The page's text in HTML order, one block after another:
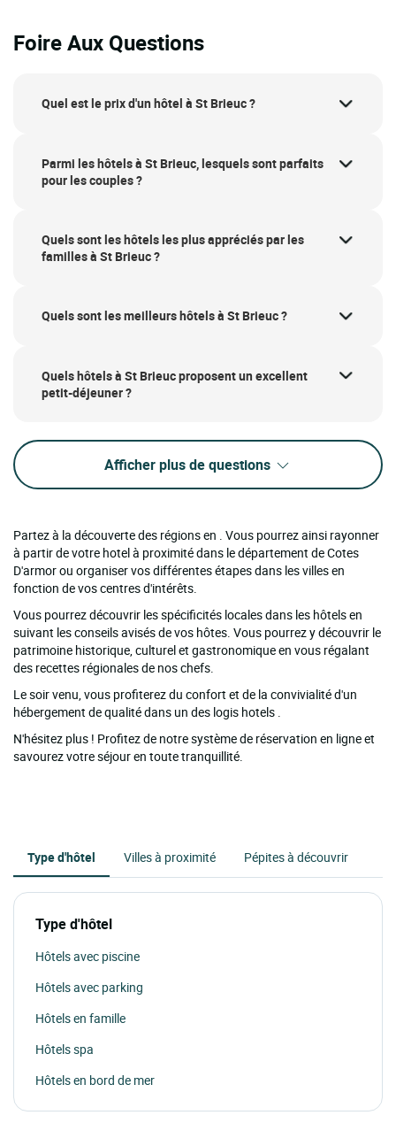
Foire Aux Questions
Quel est le prix d'un hôtel à St Brieuc ?
Parmi les hôtels à St Brieuc, lesquels sont parfaits
pour les couples ?
Quels sont les hôtels les plus appréciés par les
familles à St Brieuc ?
Quels sont les meilleurs hôtels à St Brieuc ?
Quels hôtels à St Brieuc proposent un excellent
petit-déjeuner ?
Afficher plus de questions
Partez à la découverte des régions en . Vous pourrez ainsi rayonner
à partir de votre hotel à proximité dans le département de Cotes
D'armor ou organiser vos différentes étapes dans les villes en
fonction de vos centres d'intérêts.
Vous pourrez découvrir les spécificités locales dans les hôtels en
suivant les conseils avisés de vos hôtes. Vous pourrez y découvrir le
patrimoine historique, culturel et gastronomique en vous régalant
des recettes régionales de nos chefs.
Le soir venu, vous profiterez du confort et de la convivialité d'un
hébergement de qualité dans un des logis hotels .
N'hésitez plus ! Profitez de notre système de réservation en ligne et
savourez votre séjour en toute tranquillité.
Type d'hôtel Villes à proximité Pépites à découvrir
Type d'hôtel
Hôtels avec piscine
Hôtels avec parking
Hôtels en famille
Hôtels spa
Hôtels en bord de mer